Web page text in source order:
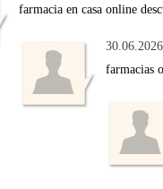
farmacia en casa online
farmacias